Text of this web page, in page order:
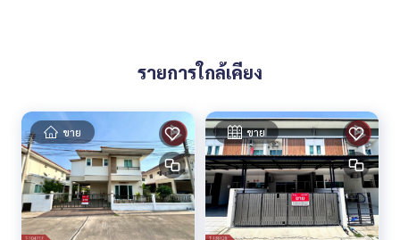
รายการใกล้เคียง
ขาย ขาย